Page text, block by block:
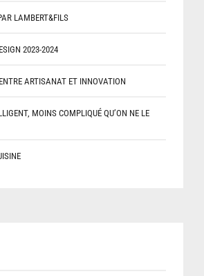
LAMBERT&FILS
2023-2024
ARTISANAT ET INNOVATION
MOINS COMPLIQUÉ QU’ON NE LE